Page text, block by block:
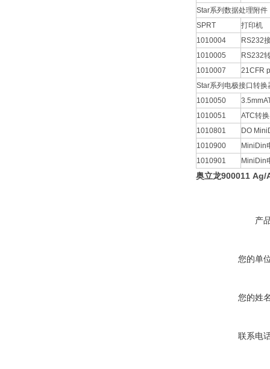
Star系列数据处理附件
SPRT
打印机
1010004
RS232
1010005
RS232
1010007
21CFR
Star系列电极接口转换
1010050
1010051
ATC转
1010801
DO
1010900
MiniDin
1010901
MiniDin
奥立龙900011 Ag/
产
您的单
您的姓
联系电